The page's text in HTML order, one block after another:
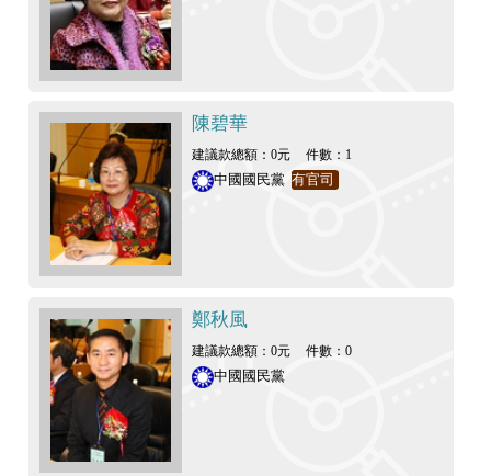
陳碧華
建議款總額：0元 件數：1
中國國民黨 有官司
鄭秋風
建議款總額：0元 件數：0
中國國民黨